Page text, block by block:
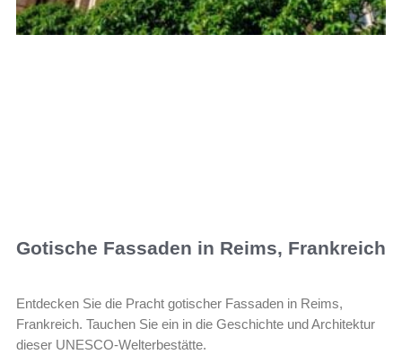
Gotische Fassaden in Reims, Frankreich
Entdecken Sie die Pracht gotischer Fassaden in Reims,
Frankreich. Tauchen Sie ein in die Geschichte und Architektur
dieser UNESCO-Welterbestätte.